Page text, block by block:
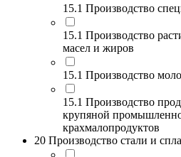
15.1 Производство
15.1 Производство
масел и жиров
15.1 Производство
15.1 Производство
крупяной
крахмалопродуктов
20 Производство стали и